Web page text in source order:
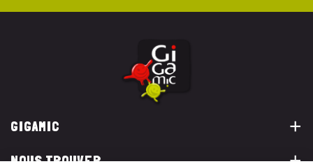
GIGAMIC
NOUS TROUVER